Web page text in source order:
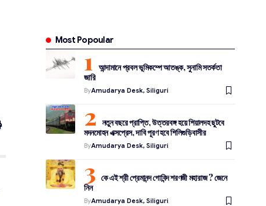
Most Popoular
আন্দামানে প্রবল ভূমিকম্পে আতঙ্ক, সুনামি সতর্কতা
জারি
ByAmudarya Desk, Siliguri
নতুন বছরে প্রাপ্তি, উত্তরবঙ্গ হয়ে শিয়ালদহ ছুটবে
মদনমোহন এক্সপ্রেস, দাবি পূরণ হবে শিলিগুড়িবাসীর
ByAmudarya Desk, Siliguri
কে এই শ্রী প্রেমানন্দ গোবিন্দ শরণজী মহারাজ ? জেনে
নিন
ByAmudarya Desk, Siliguri